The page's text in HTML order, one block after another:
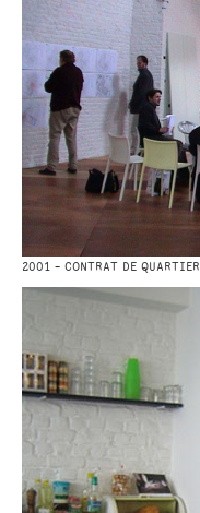
2001 - CONTRAT DE QUARTIER